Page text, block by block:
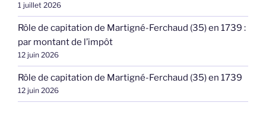
1 juillet 2026
Rôle de capitation de Martigné-Ferchaud (35) en 1739 :
par montant de l’impôt
12 juin 2026
Rôle de capitation de Martigné-Ferchaud (35) en 1739
12 juin 2026